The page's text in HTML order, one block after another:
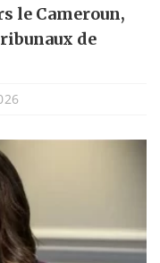
le Cameroun,
de